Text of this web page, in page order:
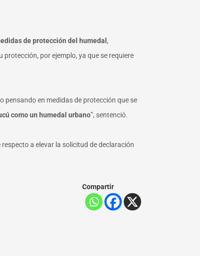
de protección del humedal ,
por ejemplo, ya que se requiere
pensando en medidas de protección que se
como un humedal urbano”, sentenció.
a elevar la solicitud de declaración
Compartir